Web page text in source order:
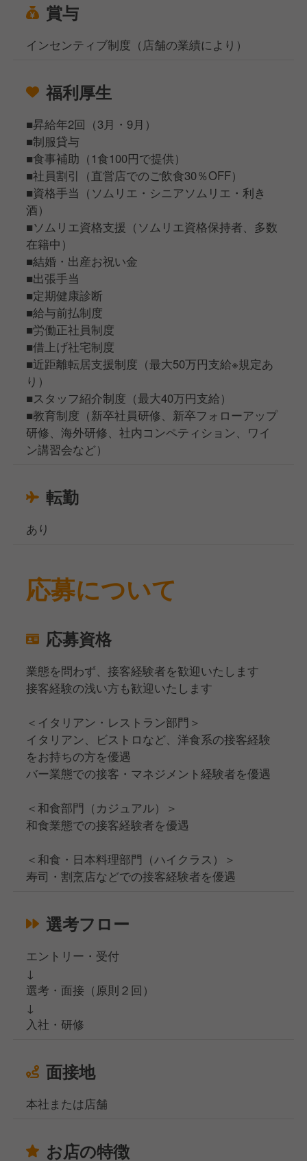
賞与
インセンティブ制度（店舗の業績により）
福利厚生
■昇給年2回（3月・9月）
■制服貸与
■食事補助（1食100円で提供）
■社員割引（直営店でのご飲食30％OFF）
■資格手当（ソムリエ・シニアソムリエ・利き
酒）
■ソムリエ資格支援（ソムリエ資格保持者、多数
在籍中）
■結婚・出産お祝い金
■出張手当
■定期健康診断
■給与前払制度
■労働正社員制度
■借上げ社宅制度
■近距離転居支援制度（最大50万円支給※規定あ
り）
■スタッフ紹介制度（最大40万円支給）
■教育制度（新卒社員研修、新卒フォローアップ
研修、海外研修、社内コンペティション、ワイ
ン講習会など）
転勤
あり
応募について
応募資格
業態を問わず、接客経験者を歓迎いたします
接客経験の浅い方も歓迎いたします
＜イタリアン・レストラン部門＞
イタリアン、ビストロなど、洋食系の接客経験
をお持ちの方を優遇
バー業態での接客・マネジメント経験者を優遇
＜和食部門（カジュアル）＞
和食業態での接客経験者を優遇
＜和食・日本料理部門（ハイクラス）＞
寿司・割烹店などでの接客経験者を優遇
選考フロー
エントリー・受付
↓
選考・面接（原則２回）
↓
入社・研修
面接地
本社または店舗
お店の特徴